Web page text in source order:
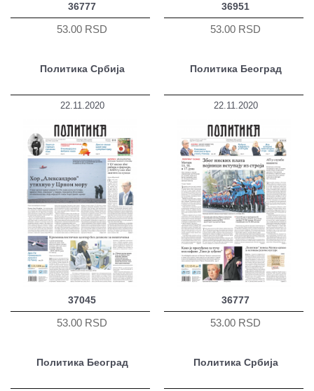
36777
53.00 RSD
36951
53.00 RSD
Политика Србија
22.11.2020
37045
53.00 RSD
Политика Београд
22.11.2020
36777
53.00 RSD
Политика Београд Политика Србија